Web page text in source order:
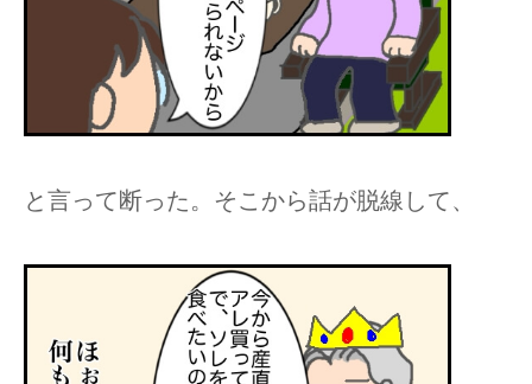
と言って断った。そこから話が脱線して、